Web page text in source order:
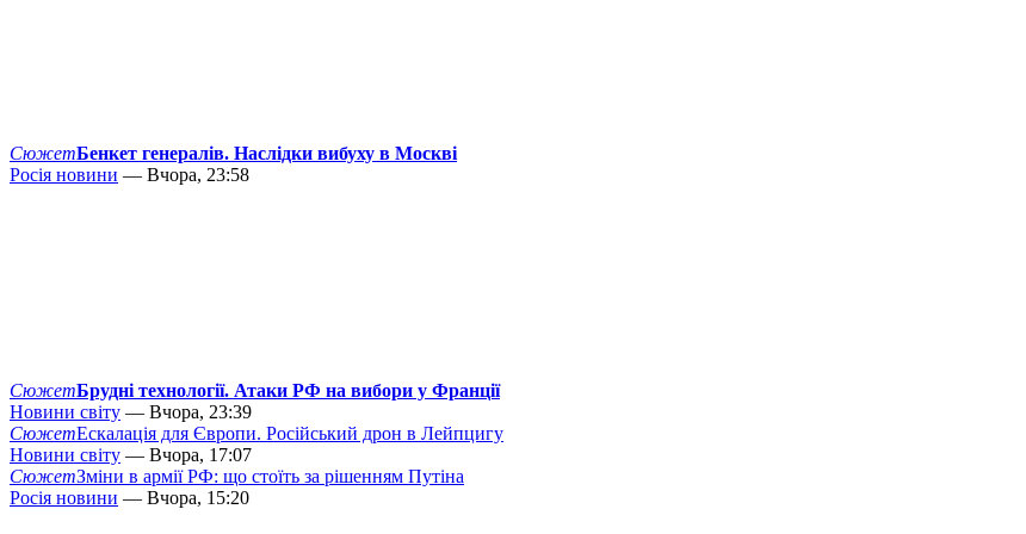
СюжетБенкет генералів. Наслідки вибуху в Москві
Росія новини — Вчора, 23:58
СюжетБрудні технології. Атаки РФ на вибори у Франції
Новини світу — Вчора, 23:39
СюжетЕскалація для Європи. Російський дрон в Лейпцигу
Новини світу — Вчора, 17:07
СюжетЗміни в армії РФ: що стоїть за рішенням Путіна
Росія новини — Вчора, 15:20